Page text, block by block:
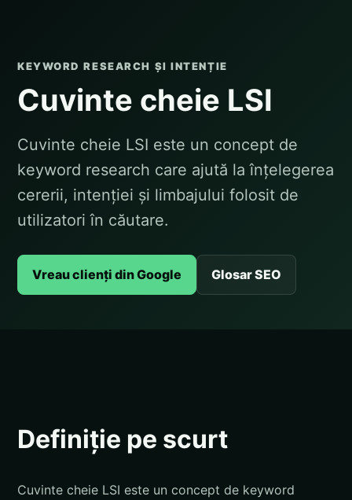
KEYWORD RESEARCH ȘI INTENȚIE
Cuvinte cheie LSI
Cuvinte cheie LSI este un concept de
keyword research care ajută la înțelegerea
cererii, intenției și limbajului folosit de
utilizatori în căutare.
Vreau clienți din Google Glosar SEO
Definiție pe scurt
Cuvinte cheie LSI este un concept de keyword